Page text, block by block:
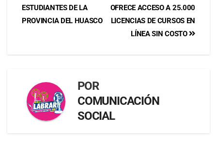
OFRECE ACCESO A 25.000
LICENCIAS DE CURSOS EN
LÍNEA SIN COSTO
ESTUDIANTES DE LA
PROVINCIA DEL HUASCO
POR
COMUNICACIÓN
SOCIAL